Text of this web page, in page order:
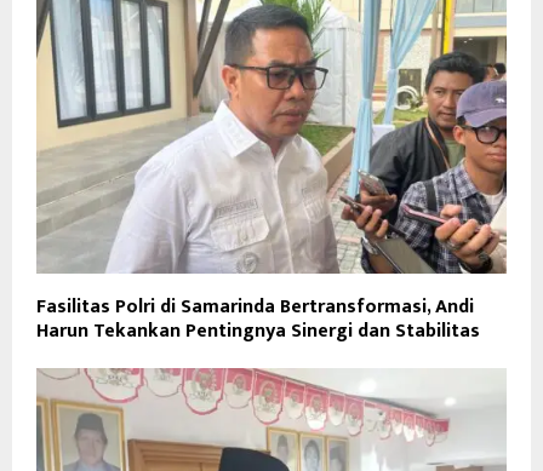
Fasilitas Polri di Samarinda Bertransformasi, Andi
Harun Tekankan Pentingnya Sinergi dan Stabilitas